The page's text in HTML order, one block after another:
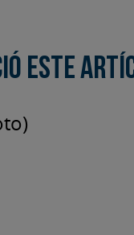
este